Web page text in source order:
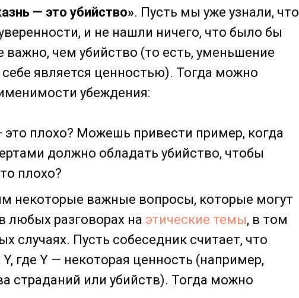
— это убийство». Пусть мы уже узнали, что
и не нашли ничего, что было бы
важно, чем убийство (то есть, уменьшение
является ценностью). Тогда можно
убеждения:
плохо? Можешь привести пример, когда
должно обладать убийство, чтобы
плохо?
некоторые важные вопросы, которые могут
любых разговорах на этические темы, в том
случаях. Пусть собеседник считает, что
где Y — некоторая ценность (например,
страданий или убийств). Тогда можно